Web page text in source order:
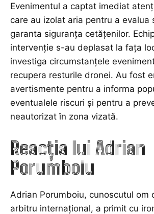
Evenimentul a captat imediat
care au izolat aria pentru a evalua
garanta siguranța cetățenilor.
intervenție s-au deplasat la fața
investiga circumstanțele
recupera resturile dronei. Au fost
avertismente pentru a informa
eventualele riscuri și pentru a
neautorizat în zona vizată.
Reacția lui Adrian
Porumboiu
Adrian Porumboiu, cunoscutul om
arbitru internațional, a primit cu